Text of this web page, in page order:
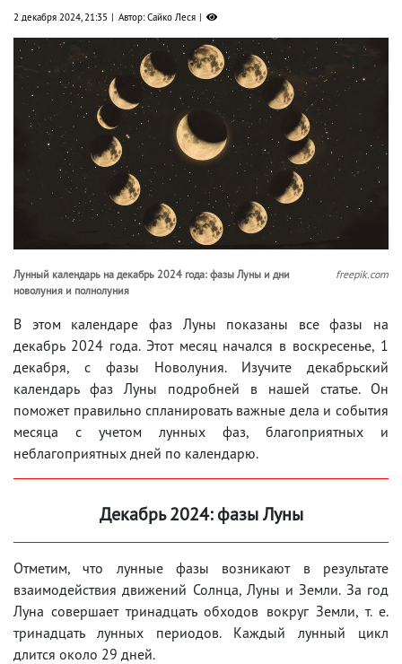
2 декабря 2024, 21:35 Автор: Сайко Леся
Лунный календарь на декабрь 2024 года: фазы Луны и дни
новолуния и полнолуния
freepik.com
В этом календаре фаз Луны показаны все фазы на
декабрь 2024 года. Этот месяц начался в воскресенье, 1
декабря, с фазы Новолуния. Изучите декабрьский
календарь фаз Луны подробней в нашей статье. Он
поможет правильно спланировать важные дела и события
месяца с учетом лунных фаз, благоприятных и
неблагоприятных дней по календарю.
Декабрь 2024: фазы Луны
Отметим, что лунные фазы возникают в результате
взаимодействия движений Солнца, Луны и Земли. За год
Луна совершает тринадцать обходов вокруг Земли, т. е.
тринадцать лунных периодов. Каждый лунный цикл
длится около 29 дней.